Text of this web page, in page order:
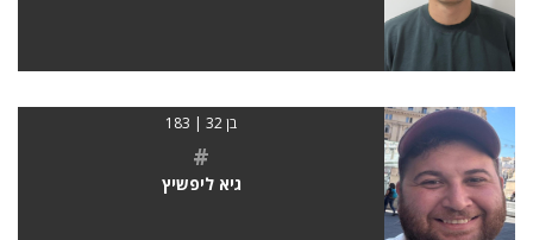
בן 32 | 183
#
גיא ליפשיץ